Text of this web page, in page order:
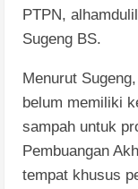
PTPN,
Sugeng BS.
Menurut
belum memiliki
sampah untuk
Pembuangan
tempat khusus